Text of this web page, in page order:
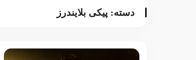
دسته: پیکی بلایندرز